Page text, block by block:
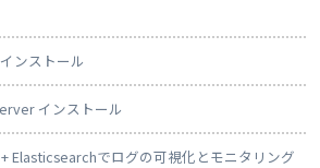
ンストール
インストール
Elasticsearchでログの可視化とモニタリング